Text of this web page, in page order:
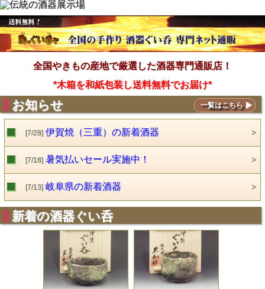
全国やきもの産地で厳選した酒器専門通販店！
*木箱を和紙包装し送料無料でお届け*
お知らせ 一覧はこちら
[7/28]伊賀焼（三重）の新着酒器
[7/18]暑気払いセール実施中！
[7/13]岐阜県の新着酒器
新着の酒器ぐい呑